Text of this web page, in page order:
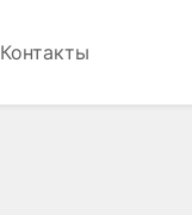
Контакты